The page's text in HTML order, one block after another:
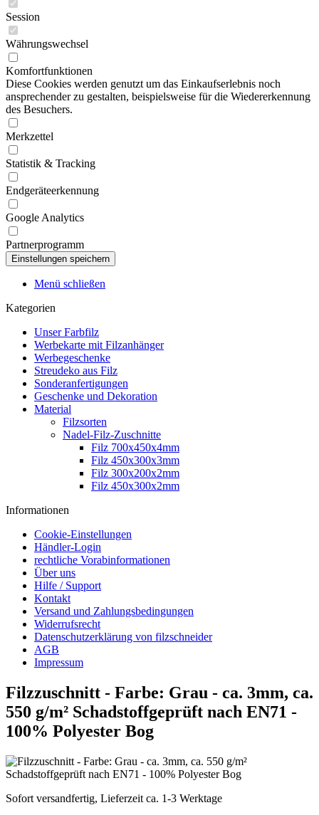
Session
Währungswechsel
Komfortfunktionen
Diese Cookies werden genutzt um das Einkaufserlebnis noch
ansprechender zu gestalten, beispielsweise für die Wiedererkennung
des Besuchers.
Merkzettel
Statistik & Tracking
Endgeräteerkennung
Google Analytics
Partnerprogramm
Menü schließen
Kategorien
Unser Farbfilz
Werbekarte mit Filzanhänger
Werbegeschenke
Streudeko aus Filz
Sonderanfertigungen
Geschenke und Dekoration
Material
Filzsorten
Nadel-Filz-Zuschnitte
Filz 700x450x4mm
Filz 450x300x3mm
Filz 300x200x2mm
Filz 450x300x2mm
Informationen
Cookie-Einstellungen
Händler-Login
rechtliche Vorabinformationen
Über uns
Hilfe / Support
Kontakt
Versand und Zahlungsbedingungen
Widerrufsrecht
Datenschutzerklärung von filzschneider
AGB
Impressum
Filzzuschnitt - Farbe: Grau - ca. 3mm, ca.
550 g/m² Schadstoffgeprüft nach EN71 -
100% Polyester Bog
Sofort versandfertig, Lieferzeit ca. 1-3 Werktage